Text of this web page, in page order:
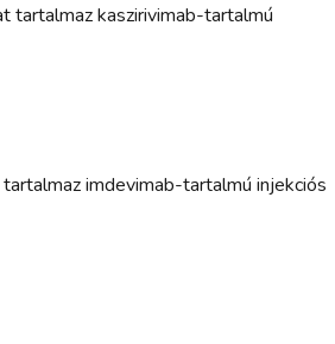
tartalmaz kaszirivimab-tartalmú
imdevimab-tartalmú injekciós